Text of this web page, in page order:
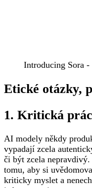
Introducing Sora
Etické otázky,
1. Kritická
AI modely někdy
vypadají zcela
či být zcela
tomu, aby si
kriticky myslet a